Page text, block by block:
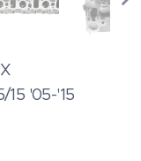
15 '05-'15